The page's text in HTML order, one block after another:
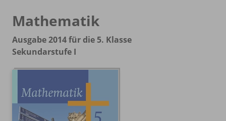
Mathematik
Ausgabe 2014 für die 5. Klasse
Sekundarstufe I